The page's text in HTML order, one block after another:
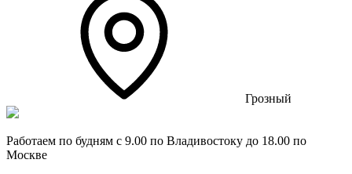
Грозный
Работаем по будням с 9.00 по Владивостоку до 18.00 по
Москве